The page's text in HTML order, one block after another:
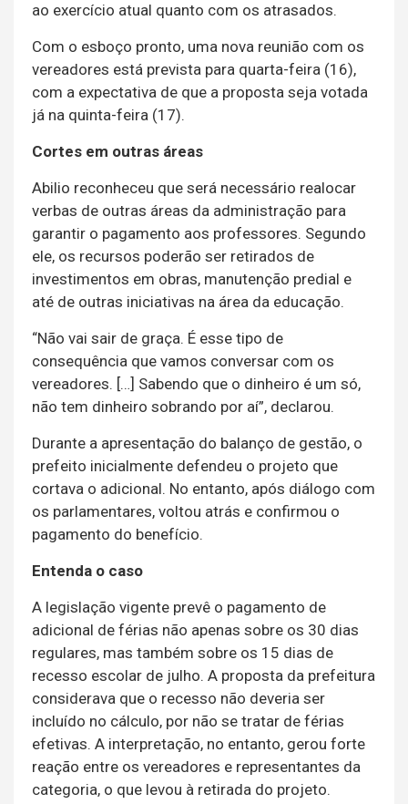
ao exercício atual quanto com os atrasados.
Com o esboço pronto, uma nova reunião com os
vereadores está prevista para quarta-feira (16),
com a expectativa de que a proposta seja votada
já na quinta-feira (17).
Cortes em outras áreas
Abilio reconheceu que será necessário realocar
verbas de outras áreas da administração para
garantir o pagamento aos professores. Segundo
ele, os recursos poderão ser retirados de
investimentos em obras, manutenção predial e
até de outras iniciativas na área da educação.
“Não vai sair de graça. É esse tipo de
consequência que vamos conversar com os
vereadores. […] Sabendo que o dinheiro é um só,
não tem dinheiro sobrando por aí”, declarou.
Durante a apresentação do balanço de gestão, o
prefeito inicialmente defendeu o projeto que
cortava o adicional. No entanto, após diálogo com
os parlamentares, voltou atrás e confirmou o
pagamento do benefício.
Entenda o caso
A legislação vigente prevê o pagamento de
adicional de férias não apenas sobre os 30 dias
regulares, mas também sobre os 15 dias de
recesso escolar de julho. A proposta da prefeitura
considerava que o recesso não deveria ser
incluído no cálculo, por não se tratar de férias
efetivas. A interpretação, no entanto, gerou forte
reação entre os vereadores e representantes da
categoria, o que levou à retirada do projeto.